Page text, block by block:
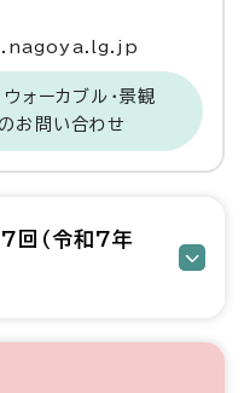
ォーカブル・景観
お問い合わせ
回（令和7年